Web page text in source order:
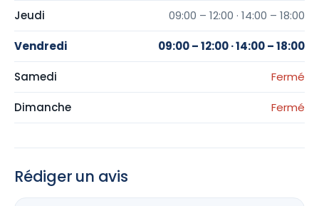
Jeudi 09:00 – 12:00 · 14:00 – 18:00
Vendredi 09:00 – 12:00 · 14:00 – 18:00
Samedi Fermé
Dimanche Fermé
Rédiger un avis